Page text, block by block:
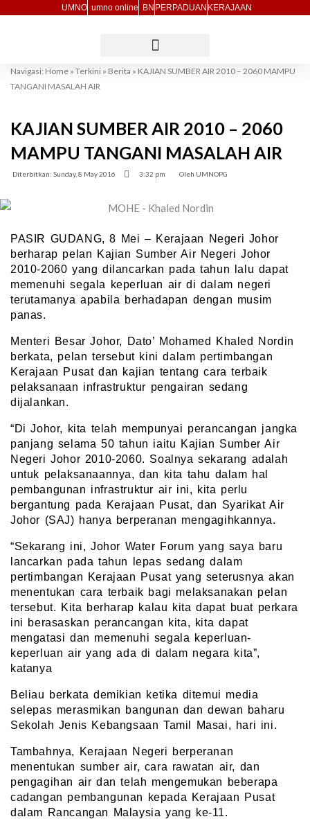
UMNO umno online BN PERPADUAN KERAJAAN
Navigasi: Home » Terkini » Berita » KAJIAN SUMBER AIR 2010 – 2060 MAMPU
TANGANI MASALAH AIR
KAJIAN SUMBER AIR 2010 – 2060
MAMPU TANGANI MASALAH AIR
Diterbitkan: Sunday, 8 May 2016 3:32 pm Oleh UMNOPG
PASIR GUDANG, 8 Mei – Kerajaan Negeri Johor
berharap pelan Kajian Sumber Air Negeri Johor
2010-2060 yang dilancarkan pada tahun lalu dapat
memenuhi segala keperluan air di dalam negeri
terutamanya apabila berhadapan dengan musim
panas.
Menteri Besar Johor, Dato’ Mohamed Khaled Nordin
berkata, pelan tersebut kini dalam pertimbangan
Kerajaan Pusat dan kajian tentang cara terbaik
pelaksanaan infrastruktur pengairan sedang
dijalankan.
“Di Johor, kita telah mempunyai perancangan jangka
panjang selama 50 tahun iaitu Kajian Sumber Air
Negeri Johor 2010-2060. Soalnya sekarang adalah
untuk pelaksanaannya, dan kita tahu dalam hal
pembangunan infrastruktur air ini, kita perlu
bergantung pada Kerajaan Pusat, dan Syarikat Air
Johor (SAJ) hanya berperanan mengagihkannya.
“Sekarang ini, Johor Water Forum yang saya baru
lancarkan pada tahun lepas sedang dalam
pertimbangan Kerajaan Pusat yang seterusnya akan
menentukan cara terbaik bagi melaksanakan pelan
tersebut. Kita berharap kalau kita dapat buat perkara
ini berasaskan perancangan kita, kita dapat
mengatasi dan memenuhi segala keperluan-
keperluan air yang ada di dalam negara kita”,
katanya
Beliau berkata demikian ketika ditemui media
selepas merasmikan bangunan dan dewan baharu
Sekolah Jenis Kebangsaan Tamil Masai, hari ini.
Tambahnya, Kerajaan Negeri berperanan
menentukan sumber air, cara rawatan air, dan
pengagihan air dan telah mengemukan beberapa
cadangan pembangunan kepada Kerajaan Pusat
dalam Rancangan Malaysia yang ke-11.